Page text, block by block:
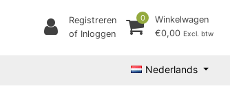
Registreren
of Inloggen
0
Winkelwagen
€0,00 Excl. btw
Nederlands